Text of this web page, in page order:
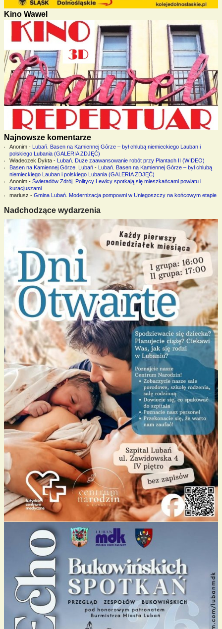
Kino Wawel
Najnowsze komentarze
Anonim- Lubań. Basen na Kamiennej Górze – był chlubą niemieckiego Lauban i
polskiego Lubania (GALERIA ZDJĘĆ)
Władeczek Dykta- Lubań. Duże zaawansowanie robót przy Plantach II (WIDEO)
Basen na Kamiennej Górze. Lubań- Lubań. Basen na Kamiennej Górze – był chlubą
niemieckiego Lauban i polskiego Lubania (GALERIA ZDJĘĆ)
Anonim- Świeradów Zdrój. Politycy Lewicy spotkają się mieszkańcami powiatu i
kuracjuszami
mariusz - Gmina Lubań. Modernizacja pompowni w Uniegoszczy na końcowym etapie
Nadchodzące wydarzenia